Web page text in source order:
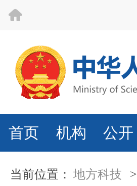
首页 机构 公开
当前位置： 地方科技 >